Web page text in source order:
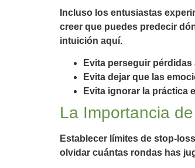
Incluso los entusiastas
creer que puedes predecir
intuición aquí.
Evita perseguir
Evita dejar que las
Evita ignorar la práctica
La Importancia
Establecer límites de
olvidar cuántas rondas has